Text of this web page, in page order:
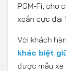
PGM-Fi, cho
xoắn cực đại
Với khách
khác biệt
được mẫu xe